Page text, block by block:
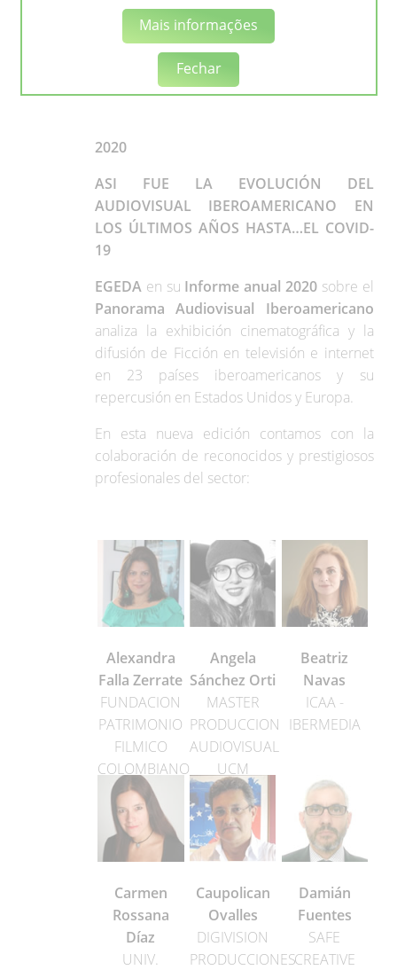
Mais informações
Fechar
2020
ASI FUE LA EVOLUCIÓN DEL
AUDIOVISUAL IBEROAMERICANO EN
LOS ÚLTIMOS AÑOS HASTA…EL COVID-
19
EGEDA en su Informe anual 2020 sobre el
Panorama Audiovisual Iberoamericano
analiza la exhibición cinematográfica y la
difusión de Ficción en televisión e internet
en 23 países iberoamericanos y su
repercusión en Estados Unidos y Europa.
En esta nueva edición contamos con la
colaboración de reconocidos y prestigiosos
profesionales del sector:
Alexandra
Falla Zerrate
FUNDACION
PATRIMONIO
FILMICO
COLOMBIANO
Angela
Sánchez Orti
MASTER
PRODUCCION
AUDIOVISUAL
UCM
Beatriz
Navas
ICAA -
IBERMEDIA
Carmen
Rossana
Díaz
UNIV.
Caupolican
Ovalles
DIGIVISION
PRODUCCIONES
Damián
Fuentes
SAFE
CREATIVE